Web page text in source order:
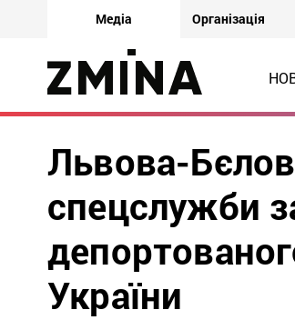
Медіа Організація
Львова-
спецслужби
України